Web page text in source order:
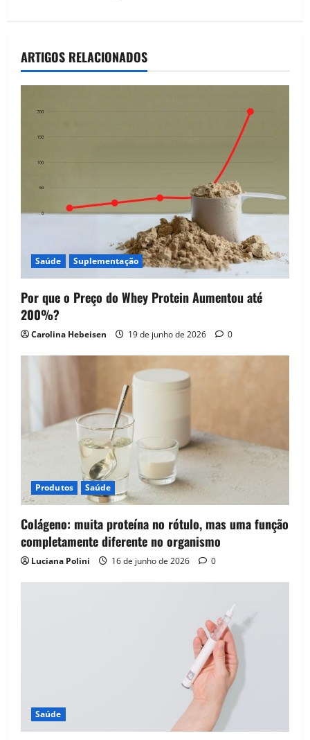
a
t
o
n
ARTIGOS RELACIONADOS
Saúde Suplementação
Por que o Preço do Whey Protein Aumentou até
200%?
Carolina Hebeisen 19 de junho de 2026 0
Produtos Saúde
Colágeno: muita proteína no rótulo, mas uma função
completamente diferente no organismo
Luciana Polini 16 de junho de 2026 0
Saúde